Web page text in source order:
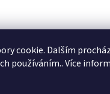
cookie. Dalším
používáním.. Více